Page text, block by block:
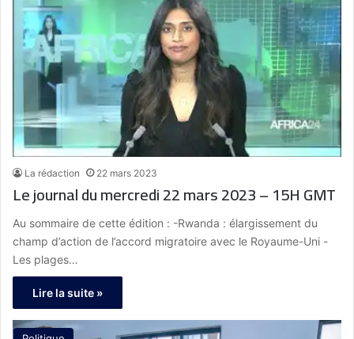
La rédaction 22 mars 2023
Le journal du mercredi 22 mars 2023 – 15H GMT
Au sommaire de cette édition : -Rwanda : élargissement du
champ d’action de l’accord migratoire avec le Royaume-Uni -
Les plages…
Lire la suite »